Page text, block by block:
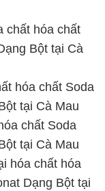
chất hóa chất
Bột tại Cà
hóa chất Soda
tại Cà Mau
chất Soda
tại Cà Mau
hóa chất hóa
Dạng Bột tại